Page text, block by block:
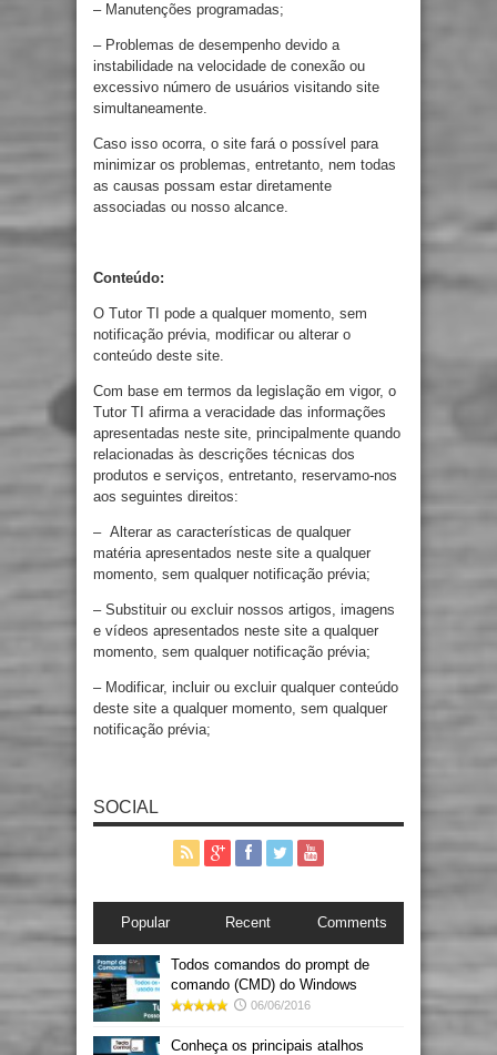
– Manutenções programadas;
– Problemas de desempenho devido a
instabilidade na velocidade de conexão ou
excessivo número de usuários visitando site
simultaneamente.
Caso isso ocorra, o site fará o possível para
minimizar os problemas, entretanto, nem todas
as causas possam estar diretamente
associadas ou nosso alcance.
Conteúdo:
O Tutor TI pode a qualquer momento, sem
notificação prévia, modificar ou alterar o
conteúdo deste site.
Com base em termos da legislação em vigor, o
Tutor TI afirma a veracidade das informações
apresentadas neste site, principalmente quando
relacionadas às descrições técnicas dos
produtos e serviços, entretanto, reservamo-nos
aos seguintes direitos:
– Alterar as características de qualquer
matéria apresentados neste site a qualquer
momento, sem qualquer notificação prévia;
– Substituir ou excluir nossos artigos, imagens
e vídeos apresentados neste site a qualquer
momento, sem qualquer notificação prévia;
– Modificar, incluir ou excluir qualquer conteúdo
deste site a qualquer momento, sem qualquer
notificação prévia;
SOCIAL
Popular Recent Comments
Todos comandos do prompt de
comando (CMD) do Windows
06/06/2016
Conheça os principais atalhos